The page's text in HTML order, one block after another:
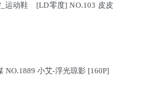
运动鞋
[LD零度] NO.103 皮皮
NO.1889 小艾-浮光琼影 [160P]